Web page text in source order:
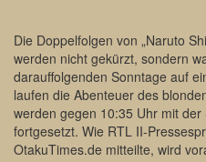
Die Doppelfolgen von „Naruto
werden nicht gekürzt, sondern
darauffolgenden Sonntage auf
laufen die Abenteuer des
werden gegen 10:35 Uhr mit
fortgesetzt. Wie RTL II-
OtakuTimes.de mitteilte, wird